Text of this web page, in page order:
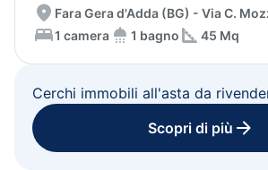
Fara Gera d'Adda (BG) - Via C.
1 camera
1 bagno 45 Mq
Cerchi immobili all'asta da
Scopri di più